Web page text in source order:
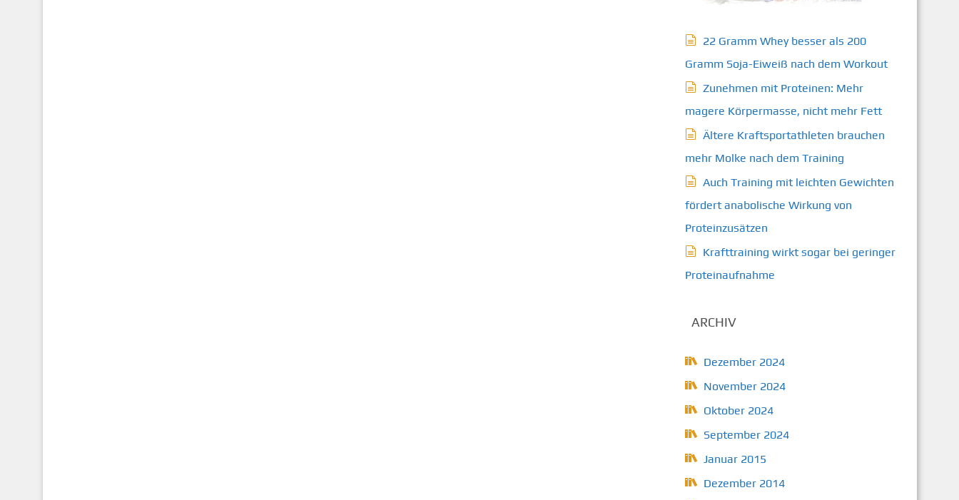
22 Gramm Whey besser als 200
Gramm Soja-Eiweiß nach dem Workout
Zunehmen mit Proteinen: Mehr
magere Körpermasse, nicht mehr Fett
Ältere Kraftsportathleten brauchen
mehr Molke nach dem Training
Auch Training mit leichten Gewichten
fördert anabolische Wirkung von
Proteinzusätzen
Krafttraining wirkt sogar bei geringer
Proteinaufnahme
ARCHIV
Dezember 2024
November 2024
Oktober 2024
September 2024
Januar 2015
Dezember 2014